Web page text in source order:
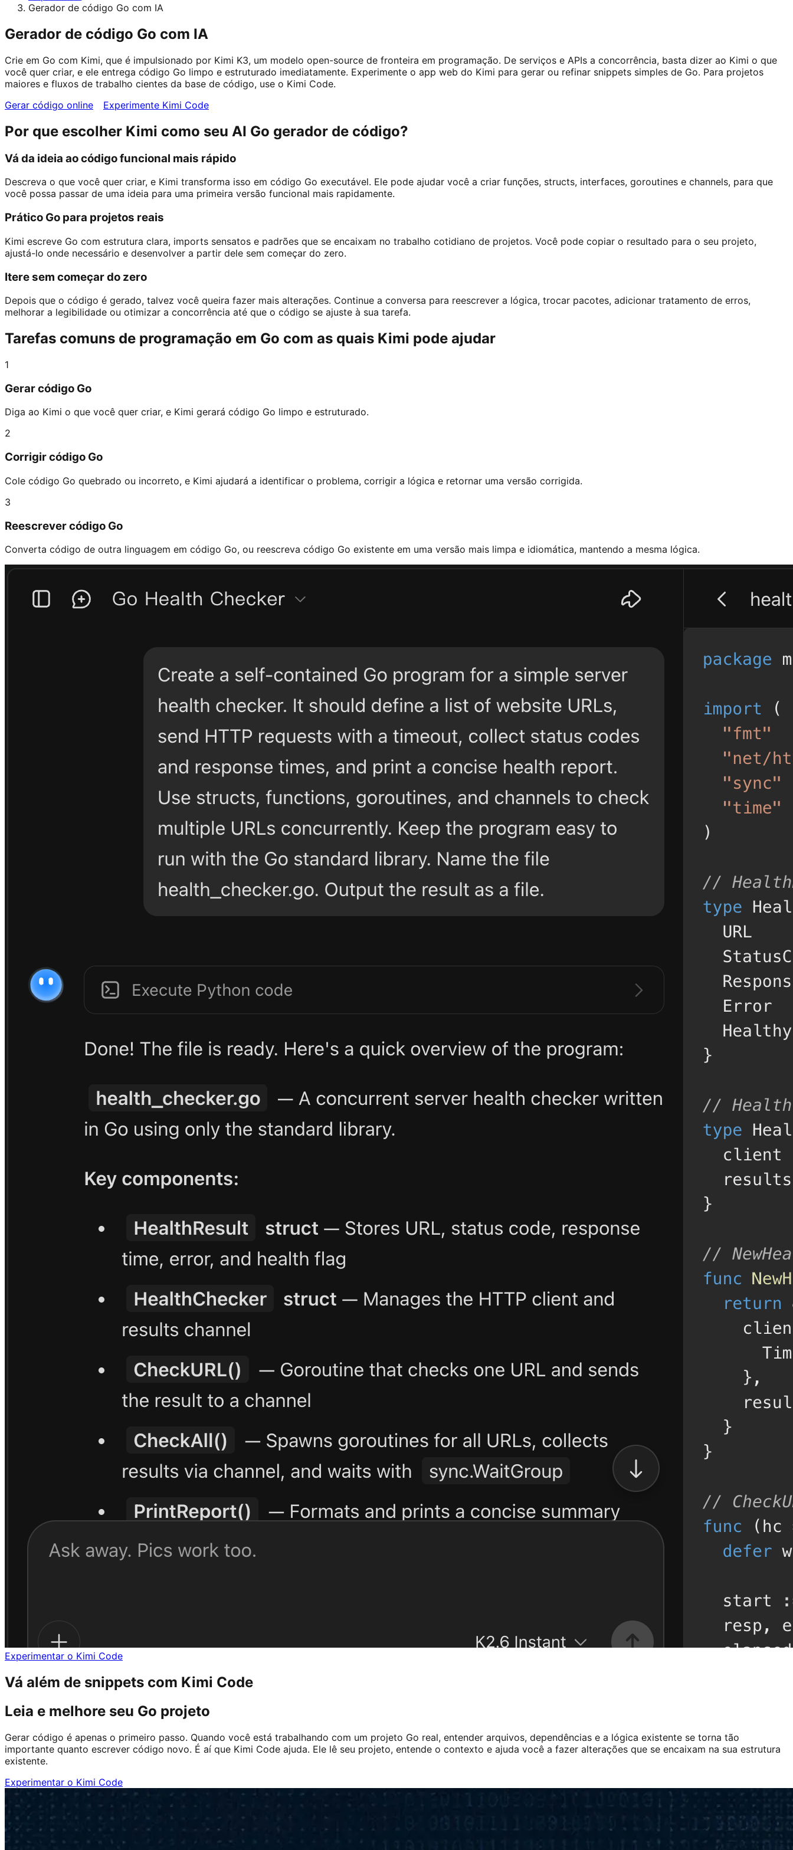
Gerador de código Go com IA
Gerador de código Go com IA
Crie em Go com Kimi, que é impulsionado por Kimi K3, um modelo open-source de fronteira em programação. De serviços e APIs a concorrência, basta dizer ao Kimi o que
você quer criar, e ele entrega código Go limpo e estruturado imediatamente. Experimente o app web do Kimi para gerar ou refinar snippets simples de Go. Para projetos
maiores e fluxos de trabalho cientes da base de código, use o Kimi Code.
Gerar código online
Experimente Kimi Code
Por que escolher Kimi como seu AI Go gerador de código?
Vá da ideia ao código funcional mais rápido
Descreva o que você quer criar, e Kimi transforma isso em código Go executável. Ele pode ajudar você a criar funções, structs, interfaces, goroutines e channels, para que
você possa passar de uma ideia para uma primeira versão funcional mais rapidamente.
Prático Go para projetos reais
Kimi escreve Go com estrutura clara, imports sensatos e padrões que se encaixam no trabalho cotidiano de projetos. Você pode copiar o resultado para o seu projeto,
ajustá-lo onde necessário e desenvolver a partir dele sem começar do zero.
Itere sem começar do zero
Depois que o código é gerado, talvez você queira fazer mais alterações. Continue a conversa para reescrever a lógica, trocar pacotes, adicionar tratamento de erros,
melhorar a legibilidade ou otimizar a concorrência até que o código se ajuste à sua tarefa.
Tarefas comuns de programação em Go com as quais Kimi pode ajudar
1
Gerar código Go
Diga ao Kimi o que você quer criar, e Kimi gerará código Go limpo e estruturado.
2
Corrigir código Go
Cole código Go quebrado ou incorreto, e Kimi ajudará a identificar o problema, corrigir a lógica e retornar uma versão corrigida.
3
Reescrever código Go
Converta código de outra linguagem em código Go, ou reescreva código Go existente em uma versão mais limpa e idiomática, mantendo a mesma lógica.
Experimentar o Kimi Code
Vá além de snippets com Kimi Code
Leia e melhore seu Go projeto
Gerar código é apenas o primeiro passo. Quando você está trabalhando com um projeto Go real, entender arquivos, dependências e a lógica existente se torna tão
importante quanto escrever código novo. É aí que Kimi Code ajuda. Ele lê seu projeto, entende o contexto e ajuda você a fazer alterações que se encaixam na sua estrutura
existente.
Experimentar o Kimi Code